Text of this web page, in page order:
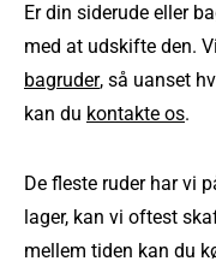
Er din siderude eller
med at udskifte den.
bagruder, så uanset
kan du kontakte os.
De fleste ruder har vi
lager, kan vi oftest
mellem tiden kan du